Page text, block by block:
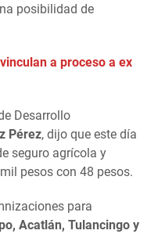
posibilidad de
a proceso a ex
Desarrollo
Pérez, dijo que este día
seguro agrícola y
pesos con 48 pesos.
para
Acatlán, Tulancingo y